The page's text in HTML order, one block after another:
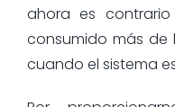
ahora es
consumido más
cuando el sistema